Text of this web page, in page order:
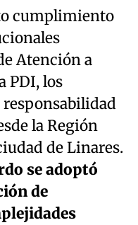
cumplimiento
Atención a
PDI, los
la Región
de Linares.
se adoptó
de